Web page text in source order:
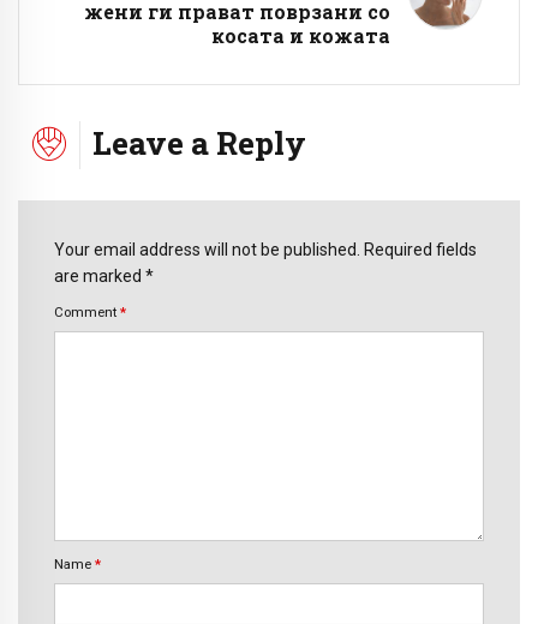
жени ги прават поврзани со
косата и кожата
Leave a Reply
Your email address will not be published. Required fields
are marked *
Comment *
Name *